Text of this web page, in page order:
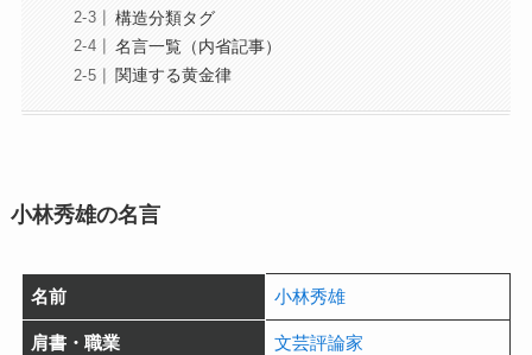
構造分類タグ
名言一覧（内省記事）
関連する黄金律
小林秀雄の名言
名前 小林秀雄
肩書・職業 文芸評論家